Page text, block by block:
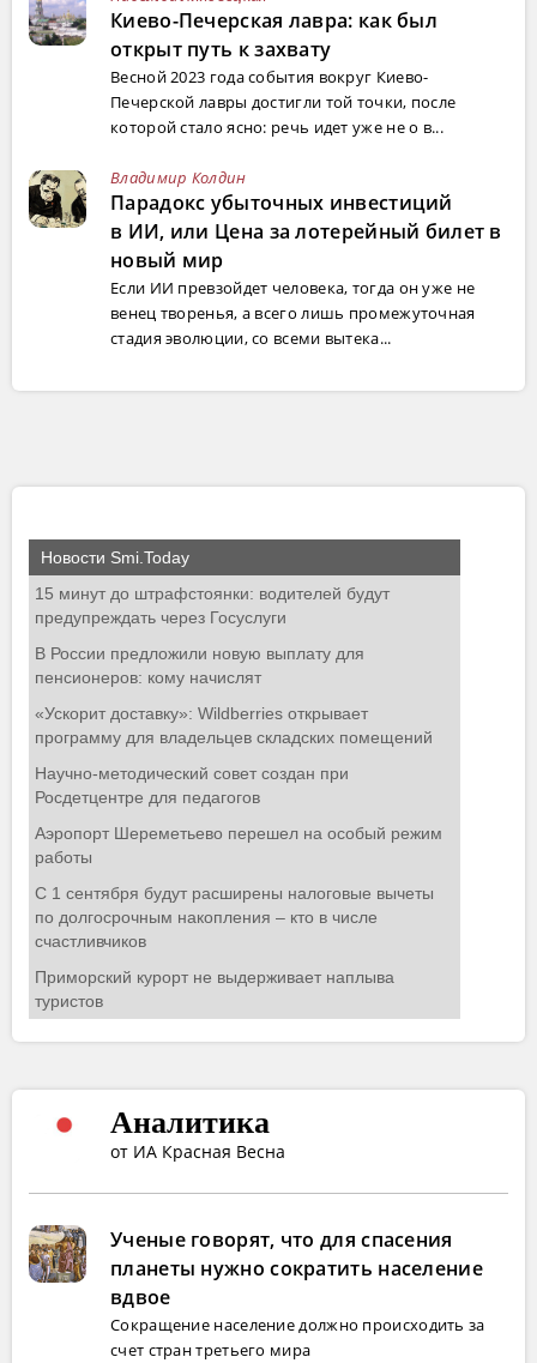
Киево-Печерская лавра: как был
открыт путь к захвату
Весной 2023 года события вокруг Киево-
Печерской лавры достигли той точки, после
которой стало ясно: речь идет уже не о в...
Владимир Колдин
Парадокс убыточных инвестиций
в ИИ, или Цена за лотерейный билет в
новый мир
Если ИИ превзойдет человека, тогда он уже не
венец творенья, а всего лишь промежуточная
стадия эволюции, со всеми вытека...
Аналитика
от ИА Красная Весна
Ученые говорят, что для спасения
планеты нужно сократить население
вдвое
Сокращение население должно происходить за
счет стран третьего мира